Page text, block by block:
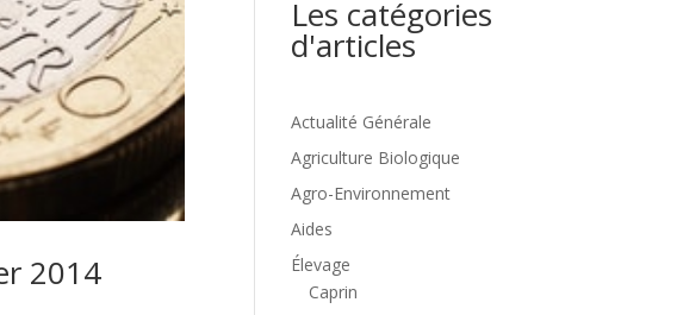
2014
Les catégories
d'articles
Actualité Générale
Agriculture Biologique
Agro-Environnement
Aides
Élevage
Caprin